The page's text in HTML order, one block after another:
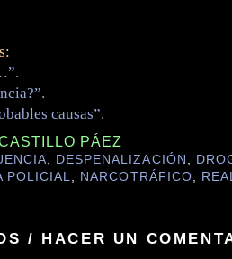
causas”.
PÁEZ
, DESPENALIZACIÓN ,
POLICIAL, NARCOTRÁFICO,
/ HACER UN